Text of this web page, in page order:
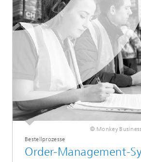
© Monkey
Bestellprozesse
Order-Management-